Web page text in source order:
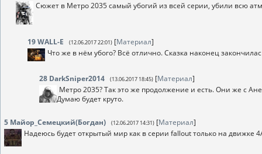
Сюжет в Метро 2035 самый убогий из всей серии, убили всю
19WALL-E (12.06.2017 22:01) [Материал]
Что же в нём убого? Всё отлично. Сказка наконец
28 DarkSniper2014 (13.06.2017 18:45) [Материал]
Метро 2035? Так это же продолжение и есть. Они же с
Думаю будет круто.
5 Майор_Семецкий(Богдан) (12.06.2017 14:31) [Материал]
Надеюсь будет открытый мир как в серии fallout только на движке